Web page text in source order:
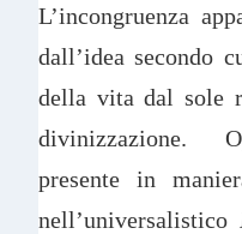
L’incongruenza
dall’idea secondo
della vita dal sole
divinizzazione.
presente in
nell’universalistico